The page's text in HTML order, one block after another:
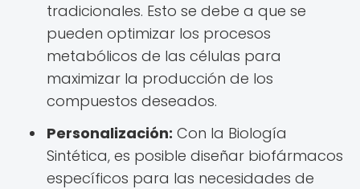
tradicionales. Esto se debe a que se
pueden optimizar los procesos
metabólicos de las células para
maximizar la producción de los
compuestos deseados.
Personalización: Con la Biología
Sintética, es posible diseñar biofármacos
específicos para las necesidades de